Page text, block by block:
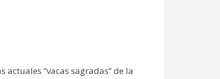
actuales “vacas sagradas” de la